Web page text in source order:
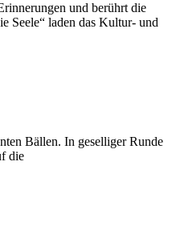
und berührt die
Seele“ laden das Kultur- und
Bällen. In geselliger Runde
die